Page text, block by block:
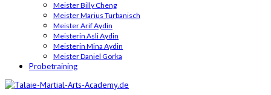
Meister Billy Cheng
Meister Marius Turbanisch
Meister Arif Aydin
Meisterin Asli Aydin
Meisterin Mina Aydin
Meister Daniel Gorka
Probetraining